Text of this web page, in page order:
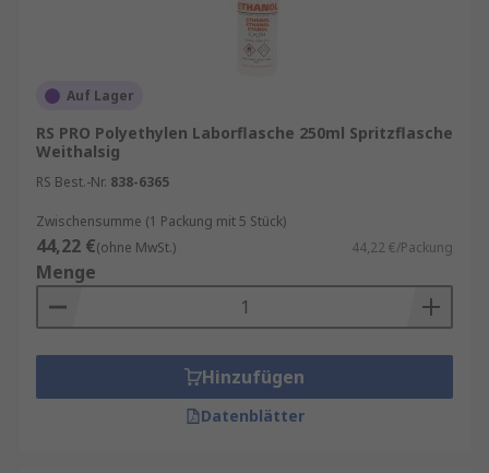
Auf Lager
RS PRO Polyethylen Laborflasche 250ml Spritzflasche
Weithalsig
RS Best.-Nr. 838-6365
Zwischensumme (1 Packung mit 5 Stück)
44,22 €(ohne MwSt.) 44,22 €/Packung
Menge
Hinzufügen
Datenblätter